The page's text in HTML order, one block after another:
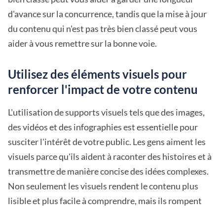
d'avance sur la concurrence, tandis que la mise à jour
du contenu qui n'est pas très bien classé peut vous
aider à vous remettre sur la bonne voie.
Utilisez des éléments visuels pour
renforcer l'impact de votre contenu
L'utilisation de supports visuels tels que des images,
des vidéos et des infographies est essentielle pour
susciter l'intérêt de votre public. Les gens aiment les
visuels parce qu'ils aident à raconter des histoires et à
transmettre de manière concise des idées complexes.
Non seulement les visuels rendent le contenu plus
lisible et plus facile à comprendre, mais ils rompent